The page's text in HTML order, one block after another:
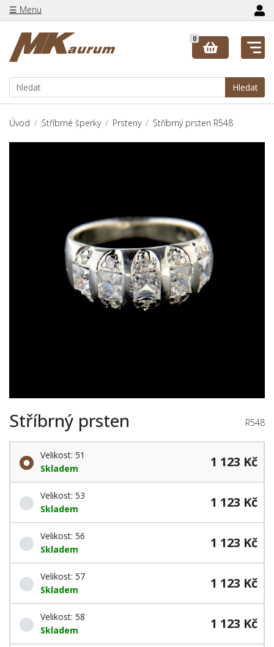
☰ Menu
Hledat
0
Úvod Stříbrné šperky Prsteny Stříbrný prsten R548
Stříbrný prsten R548
Velikost: 51
Skladem
1 123 Kč
Velikost: 53
Skladem
1 123 Kč
Velikost: 56
Skladem
1 123 Kč
Velikost: 57
Skladem
1 123 Kč
Velikost: 58
Skladem
1 123 Kč